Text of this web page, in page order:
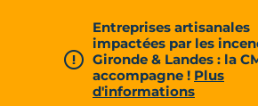
Entreprises artisanales
impactées par les
Gironde & Landes : la
accompagne ! Plus
d'informations